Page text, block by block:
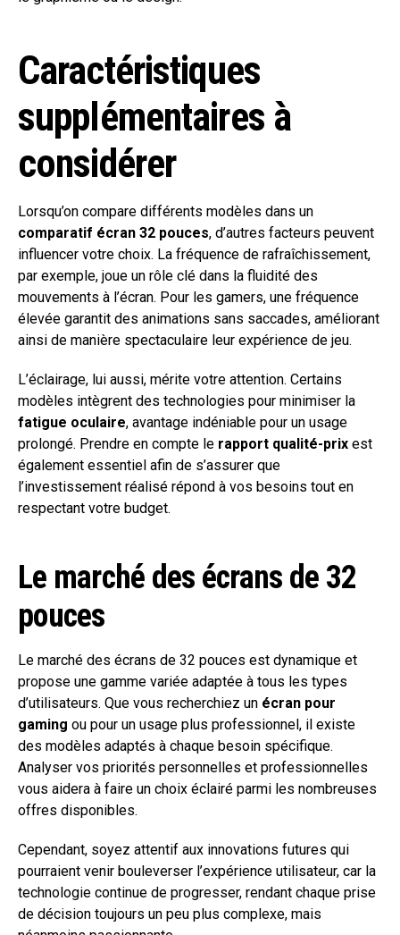
Caractéristiques
supplémentaires à
considérer
Lorsqu’on compare différents modèles dans un
comparatif écran 32 pouces, d’autres facteurs peuvent
influencer votre choix. La fréquence de rafraîchissement,
par exemple, joue un rôle clé dans la fluidité des
mouvements à l’écran. Pour les gamers, une fréquence
élevée garantit des animations sans saccades, améliorant
ainsi de manière spectaculaire leur expérience de jeu.
L’éclairage, lui aussi, mérite votre attention. Certains
modèles intègrent des technologies pour minimiser la
fatigue oculaire, avantage indéniable pour un usage
prolongé. Prendre en compte le rapport qualité-prix est
également essentiel afin de s’assurer que
l’investissement réalisé répond à vos besoins tout en
respectant votre budget.
Le marché des écrans de 32
pouces
Le marché des écrans de 32 pouces est dynamique et
propose une gamme variée adaptée à tous les types
d’utilisateurs. Que vous recherchiez un écran pour
gaming ou pour un usage plus professionnel, il existe
des modèles adaptés à chaque besoin spécifique.
Analyser vos priorités personnelles et professionnelles
vous aidera à faire un choix éclairé parmi les nombreuses
offres disponibles.
Cependant, soyez attentif aux innovations futures qui
pourraient venir bouleverser l’expérience utilisateur, car la
technologie continue de progresser, rendant chaque prise
de décision toujours un peu plus complexe, mais